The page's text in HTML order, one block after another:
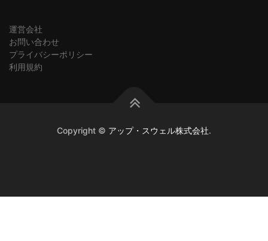
運営会社
お問い合わせ
プライバシーポリシー
利用規約
Copyright © アップ・スウェル株式会社.